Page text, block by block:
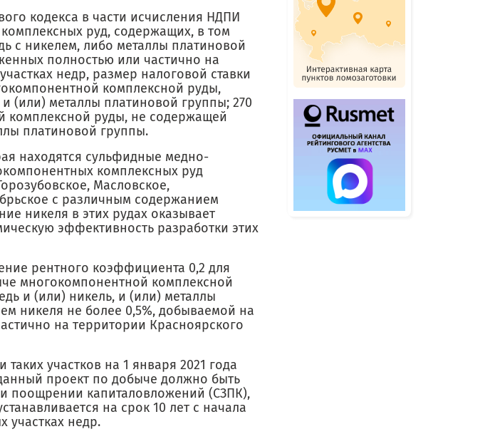
кодекса в части исчисления НДПИ
руд, содержащих, в том
с никелем, либо металлы платиновой
полностью или частично на
недр, размер налоговой ставки
комплексной руды,
(или) металлы платиновой группы; 270
комплексной руды, не содержащей
платиновой группы.
находятся сульфидные медно-
комплексных руд
Масловское,
с различным содержанием
никеля в этих рудах оказывает
эффективность разработки этих
рентного коэффициента 0,2 для
многокомпонентной комплексной
и (или) никель, и (или) металлы
никеля не более 0,5%, добываемой на
на территории Красноярского
участков на 1 января 2021 года
проект по добыче должно быть
поощрении капиталовложений (СЗПК),
на срок 10 лет с начала
недр.